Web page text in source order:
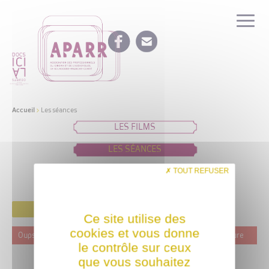
Accueil > Les séances
LES FILMS
LES SÉANCES
IDÉES DE PROGRAMMATION
Oups ! Ce film n'est programmé actuellement dans aucune structure
Ce site utilise des
cookies et vous donne
le contrôle sur ceux
que vous souhaitez
TOUT REFUSER